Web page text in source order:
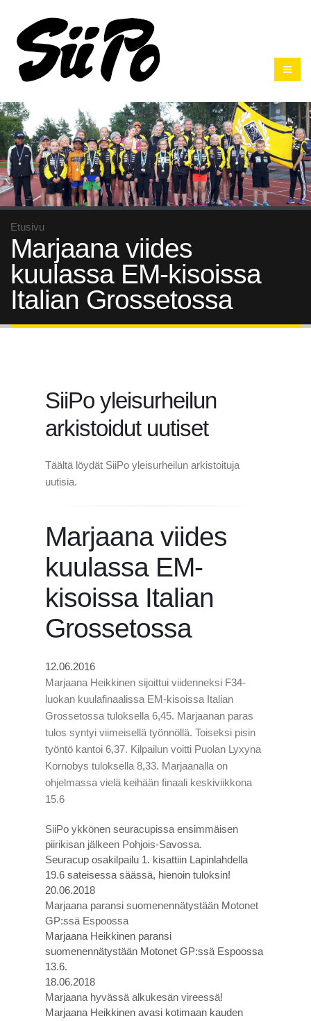
Etusivu
Marjaana viides
kuulassa EM-kisoissa
Italian Grossetossa
SiiPo yleisurheilun
arkistoidut uutiset
Täältä löydät SiiPo yleisurheilun arkistoituja
uutisia.
Marjaana viides
kuulassa EM-
kisoissa Italian
Grossetossa
12.06.2016
Marjaana Heikkinen sijoittui viidenneksi F34-
luokan kuulafinaalissa EM-kisoissa Italian
Grossetossa tuloksella 6,45. Marjaanan paras
tulos syntyi viimeisellä työnnöllä. Toiseksi pisin
työntö kantoi 6,37. Kilpailun voitti Puolan Lyxyna
Kornobys tuloksella 8,33. Marjaanalla on
ohjelmassa vielä keihään finaali keskiviikkona
15.6
SiiPo ykkönen seuracupissa ensimmäisen
piirikisan jälkeen Pohjois-Savossa.
Seuracup osakilpailu 1. kisattiin Lapinlahdella
19.6 sateisessa säässä, hienoin tuloksin!
20.06.2018
Marjaana paransi suomenennätystään Motonet
GP:ssä Espoossa
Marjaana Heikkinen paransi
suomenennätystään Motonet GP:ssä Espoossa
13.6.
18.06.2018
Marjaana hyvässä alkukesän vireessä!
Marjaana Heikkinen avasi kotimaan kauden